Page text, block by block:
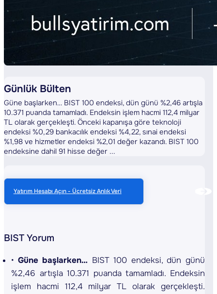
Günlük Bülten
Güne başlarken… BIST 100 endeksi, dün günü %2,46 artışla
10.371 puanda tamamladı. Endeksin işlem hacmi 112,4 milyar
TL olarak gerçekleşti. Önceki kapanışa göre teknoloji
endeksi %0,29 bankacılık endeksi %4,22, sınai endeksi
%1,98 ve hizmetler endeksi %2,01 değer kazandı. BIST 100
endeksine dahil 91 hisse değer ...
Yatırım Hesabı Açın - Ücretsiz Anlık Veri
BIST Yorum
Güne başlarken… BIST 100 endeksi, dün günü
%2,46 artışla 10.371 puanda tamamladı. Endeksin
işlem hacmi 112,4 milyar TL olarak gerçekleşti.